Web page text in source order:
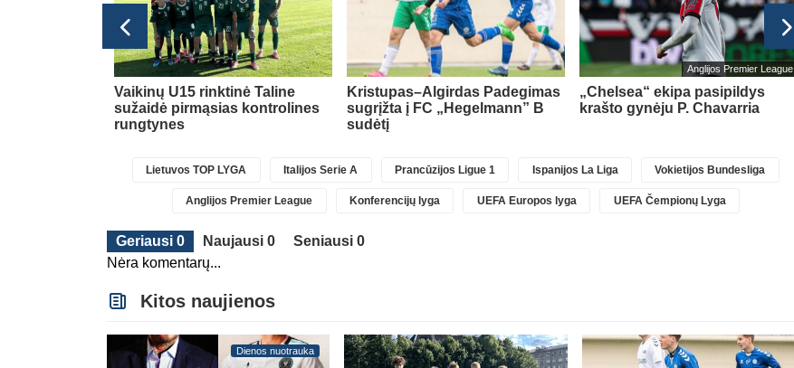
Vaikinų U15 rinktinė Taline
sužaidė pirmąsias kontrolines
rungtynes
Kristupas–Algirdas Padegimas
sugrįžta į FC „Hegelmann” B
sudėtį
Anglijos Premier League
„Chelsea“ ekipa pasipildys
krašto gynėju P. Chavarria
Lietuvos TOP LYGA Italijos Serie A Prancūzijos Ligue 1 Ispanijos La Liga Vokietijos Bundesliga
Anglijos Premier League Konferencijų lyga UEFA Europos lyga UEFA Čempionų Lyga
Geriausi 0 Naujausi 0
Seniausi 0
Nėra komentarų...
Kitos naujienos
Dienos nuotrauka